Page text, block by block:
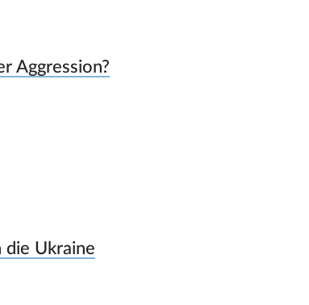
Aggression?
die Ukraine